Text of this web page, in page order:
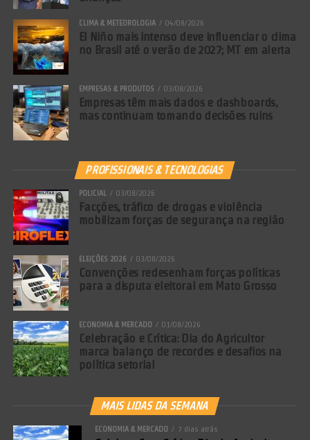
Comentários Facebook
CLIMA & METEOROLOGIA 04/08/2026
El Niño mais intenso deve influenciar o clima
no Brasil até o verão de 2027; MT em alerta
EMPRESAS & PRODUTOS 03/08/2026
Empresas têm mais dados e dashboards,
mas continuam tomando decisões ruins
PROFISSIONAIS & TECNOLOGIAS
POLICIAL 03/08/2026
Facções, tráfico de drogas e violência
mobilizam forças de segurança na região
ELEIÇÕES 2026 03/08/2026
Convenções redesenham forças políticas
para a disputa eleitoral em Mato Grosso
ECONOMIA & MERCADO 01/08/2026
Celebração e Crítica: Dia do Agricultor
marca balanço de recordes e desafios na
política setorial
MAIS LIDAS DA SEMANA
ECONOMIA & MERCADO 7 dias atrás